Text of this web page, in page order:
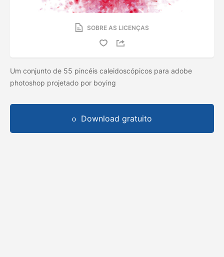
SOBRE AS LICENÇAS
Um conjunto de 55 pincéis caleidoscópicos para adobe
photoshop projetado por boying
Download gratuito